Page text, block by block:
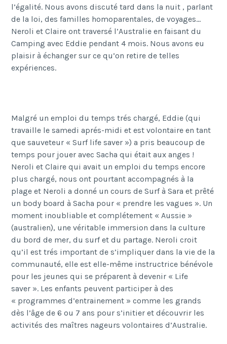
l’égalité. Nous avons discuté tard dans la nuit , parlant
de la loi, des familles homoparentales, de voyages…
Neroli et Claire ont traversé l’Australie en faisant du
Camping avec Eddie pendant 4 mois. Nous avons eu
plaisir à échanger sur ce qu’on retire de telles
expériences.
Malgré un emploi du temps trés chargé, Eddie (qui
travaille le samedi aprés-midi et est volontaire en tant
que sauveteur « Surf life saver ») a pris beaucoup de
temps pour jouer avec Sacha qui était aux anges !
Neroli et Claire qui avait un emploi du temps encore
plus chargé, nous ont pourtant accompagnés à la
plage et Neroli a donné un cours de Surf à Sara et prêté
un body board à Sacha pour « prendre les vagues ». Un
moment inoubliable et complétement « Aussie »
(australien), une véritable immersion dans la culture
du bord de mer, du surf et du partage. Neroli croit
qu’il est trés important de s’impliquer dans la vie de la
communauté, elle est elle-même instructrice bénévole
pour les jeunes qui se préparent à devenir « Life
saver ». Les enfants peuvent participer à des
« programmes d’entrainement » comme les grands
dès l’âge de 6 ou 7 ans pour s’initier et découvrir les
activités des maîtres nageurs volontaires d’Australie.